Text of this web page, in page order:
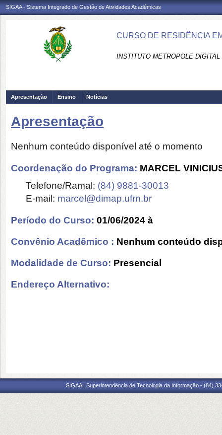
SIGAA - Sistema Integrado de Gestão de Atividades Acadêmicas
CURSO DE RESIDÊNCIA
INSTITUTO METROPOLE DIGITAL
Apresentação Ensino Notícias
Apresentação
Nenhum conteúdo disponível até o momento
Coordenação do Programa: MARCEL
Telefone/Ramal: (84) 9881-30013
E-mail: marcel@dimap.ufrn.br
Período do Curso: 01/06/2024 à
Convênio Acadêmico : Nenhum conteúdo
Modalidade de Curso: Presencial
Endereço Alternativo:
SIGAA | Superintendência de Tecnologia da Informação - (84)